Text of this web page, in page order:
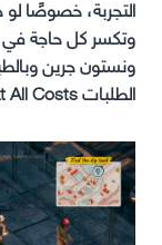
التجربة، خصوصًا
وتكسر كل حاجة
ونستون جرين
الطلبات Deliver At All Costs للكمبيوتر برابط مباشر مجانا.